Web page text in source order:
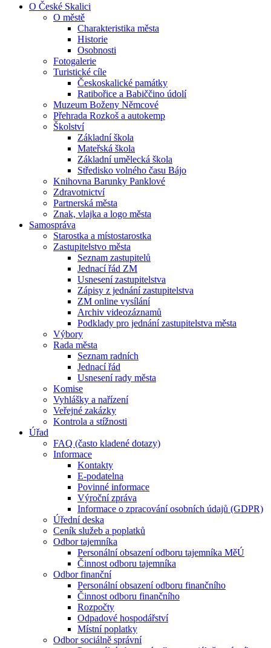
O České Skalici
O městě
Charakteristika města
Historie
Osobnosti
Fotogalerie
Turistické cíle
Českoskalické památky
Ratibořice a Babiččino údolí
Muzeum Boženy Němcové
Přehrada Rozkoš a autokemp
Školství
Základní škola
Mateřská škola
Základní umělecká škola
Středisko volného času Bájo
Knihovna Barunky Panklové
Zdravotnictví
Partnerská města
Znak, vlajka a logo města
Samospráva
Starostka a místostarostka
Zastupitelstvo města
Seznam zastupitelů
Jednací řád ZM
Usnesení zastupitelstva
Zápisy z jednání zastupitelstva
ZM online vysílání
Archiv videozáznamů
Podklady pro jednání zastupitelstva města
Výbory
Rada města
Seznam radních
Jednací řád
Usnesení rady města
Komise
Vyhlášky a nařízení
Veřejné zakázky
Kontrola a stížnosti
Úřad
FAQ (často kladené dotazy)
Informace
Kontakty
E-podatelna
Povinné informace
Výroční zpráva
Informace o zpracování osobních údajů (GDPR)
Úřední deska
Ceník služeb a poplatků
Odbor tajemníka
Personální obsazení odboru tajemníka MěÚ
Činnost odboru tajemníka
Odbor finanční
Personální obsazení odboru finančního
Činnost odboru finančního
Rozpočty
Odpadové hospodářství
Místní poplatky
Odbor sociálně správní